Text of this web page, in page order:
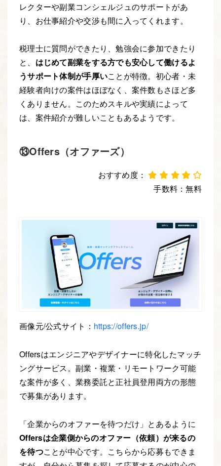
レクターや副業コンシェルジュのサポートがあ
り、お仕事紹介や交渉も間に入ってくれます。
税理士に質問ができたり、勉強会に参加できたり
と、 はじめて副業をする方でも安心して働けるよ
うサポート体制が手厚いことが特徴。初心者・未
経験者向けの案件はほぼなく、案件数もさほど多
くありません。このためスキルや実績によって
は、案件紹介が難しいこともあるようです。
⑬Offers（オファーズ）
おすすめ度：
手数料：無料
画像元/公式サイト： https://offers.jp/
Offersはエンジニアやデザイナーに特化したマッチ
ングサービス。副業・複業・リモートワーク可能
な案件が多く、業務委託と正社員登用両方の形態
で募集があります。
「企業からのオファーを待つだけ」とあるように
Offersは企業側からのオファー（依頼）が来るの
を待つことが中心です。こちらから応募もできま